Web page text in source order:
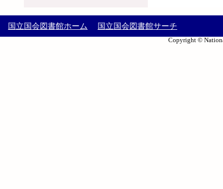
国立国会図書館ホーム 国立国会図書館サーチ
Copyright ©